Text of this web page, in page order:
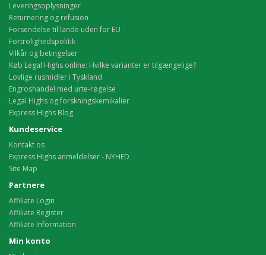
Leveringsoplysninger
Returnering og refusion
Forsendelse til lande uden for EU
Fortrolighedspolitik
Vilkår og betingelser
Køb Legal Highs online: Hvilke varianter er tilgængelige?
Lovlige rusmidler i Tyskland
Engroshandel med urte-røgelse
Legal Highs og forskningskemikalier
Express Highs Blog
Kundeservice
Kontakt os
Express Highs anmeldelser - NYHED
Site Map
Partnere
Affiliate Login
Affiliate Register
Affiliate Information
Min konto